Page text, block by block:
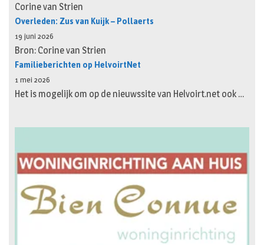
Corine van Strien
Overleden: Zus van Kuijk – Pollaerts
19 juni 2026
Bron: Corine van Strien
Familieberichten op HelvoirtNet
1 mei 2026
Het is mogelijk om op de nieuwssite van Helvoirt.net ook …